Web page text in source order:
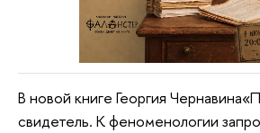
В новой книге Георгия
свидетель. К феноменологии